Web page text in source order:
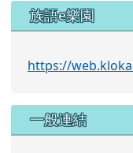
一般連結